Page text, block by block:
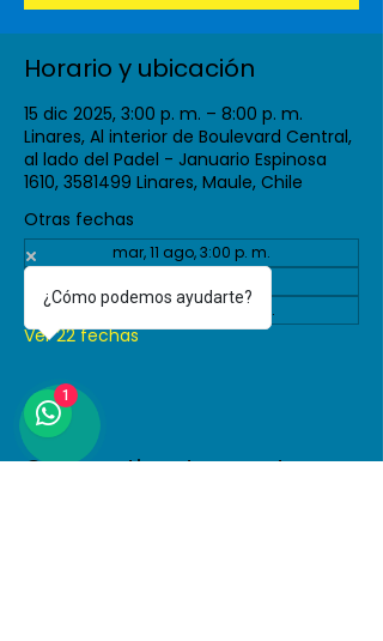
Horario y ubicación
15 dic 2025, 3:00 p. m. – 8:00 p. m.
Linares, Al interior de Boulevard Central,
al lado del Padel - Januario Espinosa
1610, 3581499 Linares, Maule, Chile
Otras fechas
mar, 11 ago, 3:00 p. m.
mar, 08 sept, 3:00 p. m.
Ver 22 fechas
Compartir este evento
¿Cómo podemos ayudarte?
1